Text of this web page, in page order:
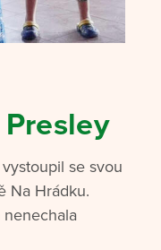
se svou
Na Hrádku.